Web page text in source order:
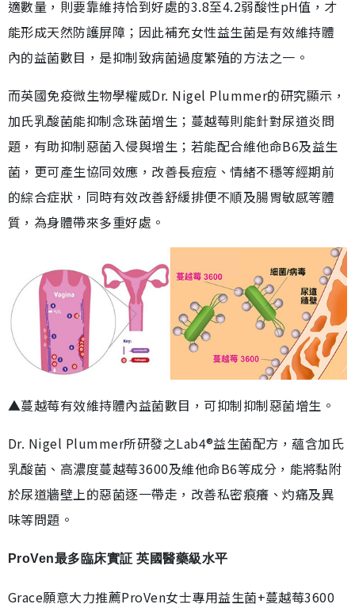
適數量，則要靠維持恰到好處的3.8至4.2弱酸性pH值，才
能形成天然防護屏障；因此補充女性益生菌是有效維持體
內的益菌數目，是抑制致病菌過度繁殖的方法之一。
而英國免疫微生物學權威Dr. Nigel Plummer的研究顯示，
加氏乳酸菌能抑制念珠菌增生；蔓越莓則能針對尿道炎問
題，有助抑制惡菌入侵與增生；若能配合維他命B6及益生
菌，更可產生協同效應，改善長痘痘、情緒不穩等經期前
的綜合症狀，同時有效改善舒緩排便不順及腸胃敏感等體
質，為身體帶來多重好處。
▲蔓越莓有效維持體內益菌數目，可抑制抑制惡菌增生。
Dr. Nigel Plummer所研發之Lab4®益生菌配方，蘊含加氏
乳酸菌、高濃度蔓越莓3600及維他命B6等成分，能將黏附
於尿道牆壁上的惡菌逐一帶走，改善私密痕癢、灼痛及異
味等問題。
ProVen最多臨床實証 英國醫藥級水平
Grace願意大力推薦ProVen女士專用益生菌+蔓越莓3600